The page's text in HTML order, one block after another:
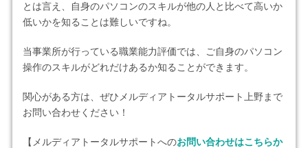
とは言え、自身のパソコンのスキルが他の人と比べて高いか
低いかを知ることは難しいですね。
当事業所が行っている職業能力評価では、ご自身のパソコン
操作のスキルがどれだけあるか知ることができます。
関心がある方は、ぜひメルディアトータルサポート上野まで
お問い合わせください！
【メルディアトータルサポートへのお問い合わせはこちらか